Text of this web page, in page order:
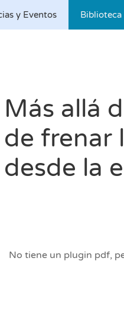
y Eventos Biblioteca
Más allá
de frenar
desde la
No tiene un plugin pdf,